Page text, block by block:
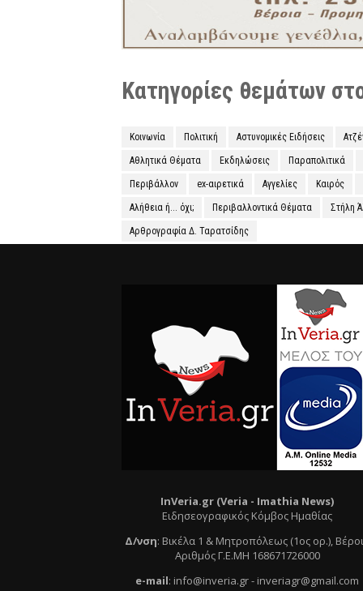
Κατηγορίες θεμάτων
Κοινωνία Πολιτική Αστυνομικές Ειδήσεις
Αθλητικά Θέματα Εκδηλώσεις Παραπολιτικά
Περιβάλλον ex-αιρετικά Αγγελίες Καιρός
Αλήθεια ή... όχι; Περιβαλλοντικά Θέματα Στήλη
Αρθρογραφία Δ. Ταρατσίδης
InVeria.gr (Veria - Ιmathia News)
Ειδησεογραφικός Κόμβος Ημαθίας
Δ/νση: Βικέλα 1 & Μητροπόλεως (1ος ορ.),
Αριθμός Γ.Ε.ΜΗ 168671726000
e-mail: info@inveria.gr- inveriagr@gmail.com